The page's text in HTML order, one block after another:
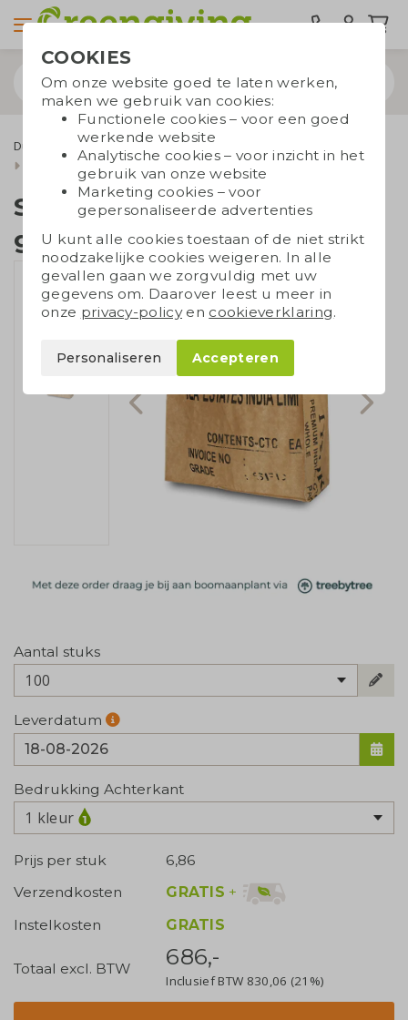
Duurzame tassen Draagtassen
Shopper theezakken groot
Shopper theezakken
groot
Aantal stuks
100
Leverdatum
Bedrukking Achterkant
1 kleur
Prijs per stuk
6,86
Verzendkosten
GRATIS +
Instelkosten
GRATIS
Totaal excl. BTW 686,-
Inclusief BTW 830,06 (21%)
COOKIES
Om onze website goed te laten werken,
maken we gebruik van cookies:
Functionele cookies – voor een goed
werkende website
Analytische cookies – voor inzicht in het
gebruik van onze website
Marketing cookies – voor
gepersonaliseerde advertenties
U kunt alle cookies toestaan of de niet strikt
noodzakelijke cookies weigeren. In alle
gevallen gaan we zorgvuldig met uw
gegevens om. Daarover leest u meer in
onze privacy-policyen cookieverklaring.
Personaliseren Accepteren